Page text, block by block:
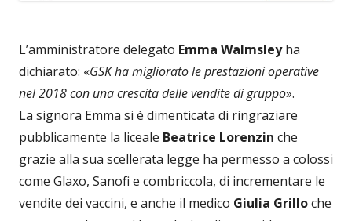
L’amministratore delegato Emma Walmsleyha
dichiarato: «GSK ha migliorato le prestazioni operative
nel 2018 con una crescita delle vendite di gruppo».
La signora Emma si è dimenticata di ringraziare
pubblicamente la liceale Beatrice Lorenzin che
grazie alla sua scellerata legge ha permesso a colossi
come Glaxo, Sanofi e combriccola, di incrementare le
vendite dei vaccini, e anche il medico Giulia Grilloche